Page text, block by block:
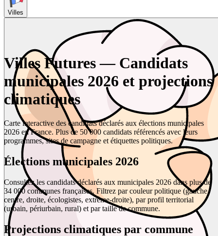
Villes
Villes Futures — Candidats
municipales 2026 et projections
climatiques
Carte interactive des candidats déclarés aux élections municipales
2026 en France. Plus de 50 000 candidats référencés avec leurs
programmes, sites de campagne et étiquettes politiques.
Élections municipales 2026
Consultez les candidats déclarés aux municipales 2026 dans plus de
34 000 communes françaises. Filtrez par couleur politique (gauche,
centre, droite, écologistes, extrême-droite), par profil territorial
(urbain, périurbain, rural) et par taille de commune.
Projections climatiques par commune